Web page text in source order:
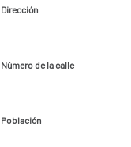
Dirección
Número de la calle
Población